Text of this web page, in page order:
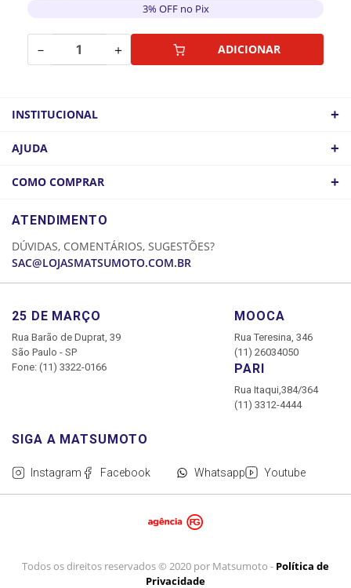
3% OFF no Pix
－ ＋ ADICIONAR
INSTITUCIONAL +
ATACADO
COMO CHEGAR
AJUDA +
COMO COMPRAR +
CADASTRE-SE
MINHA CONTA
MEUS PEDIDOS
ATENDIMENTO
DÚVIDAS, COMENTÁRIOS, SUGESTÕES?
SAC@LOJASMATSUMOTO.COM.BR
Instagram Facebook Whatsapp Youtube
25 DE MARÇO
Rua Barão de Duprat, 39
São Paulo - SP
Fone: (11) 3322-0166
MOOCA
Rua Teresina, 346
(11) 26034050
PARI
Rua Itaqui,384/364
(11) 3312-4444
Todos os direitos reservados © 2020 por Matsumoto - Política de
Privacidade